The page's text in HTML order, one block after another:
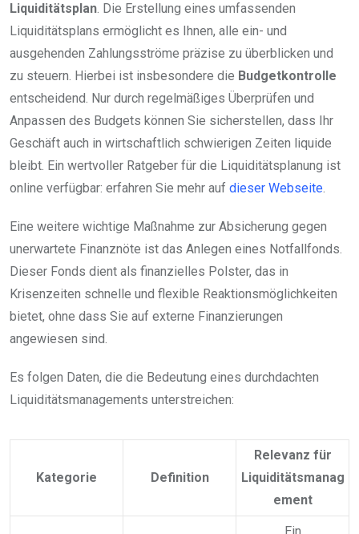
Liquiditätsplan. Die Erstellung eines umfassenden
Liquiditätsplans ermöglicht es Ihnen, alle ein- und
ausgehenden Zahlungsströme präzise zu überblicken und
zu steuern. Hierbei ist insbesondere die Budgetkontrolle
entscheidend. Nur durch regelmäßiges Überprüfen und
Anpassen des Budgets können Sie sicherstellen, dass Ihr
Geschäft auch in wirtschaftlich schwierigen Zeiten liquide
bleibt. Ein wertvoller Ratgeber für die Liquiditätsplanung ist
online verfügbar: erfahren Sie mehr auf dieser Webseite.
Eine weitere wichtige Maßnahme zur Absicherung gegen
unerwartete Finanznöte ist das Anlegen eines Notfallfonds.
Dieser Fonds dient als finanzielles Polster, das in
Krisenzeiten schnelle und flexible Reaktionsmöglichkeiten
bietet, ohne dass Sie auf externe Finanzierungen
angewiesen sind.
Es folgen Daten, die die Bedeutung eines durchdachten
Liquiditätsmanagements unterstreichen:
Kategorie Definition
Relevanz für
Liquiditätsmanag
ement